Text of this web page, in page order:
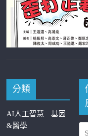
分類
AI人工智慧
基因
&醫學